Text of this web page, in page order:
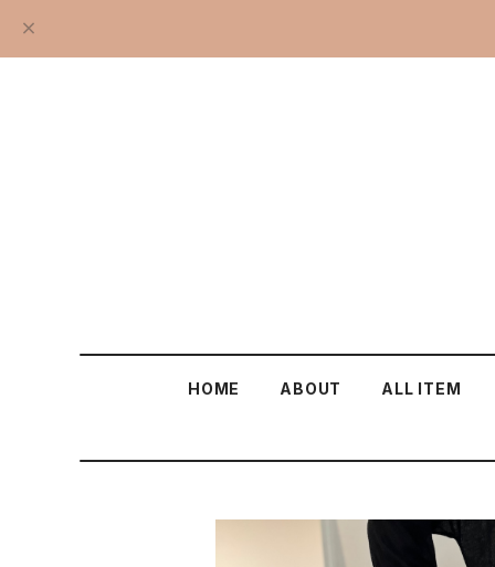
HOME ABOUT ALL ITEM